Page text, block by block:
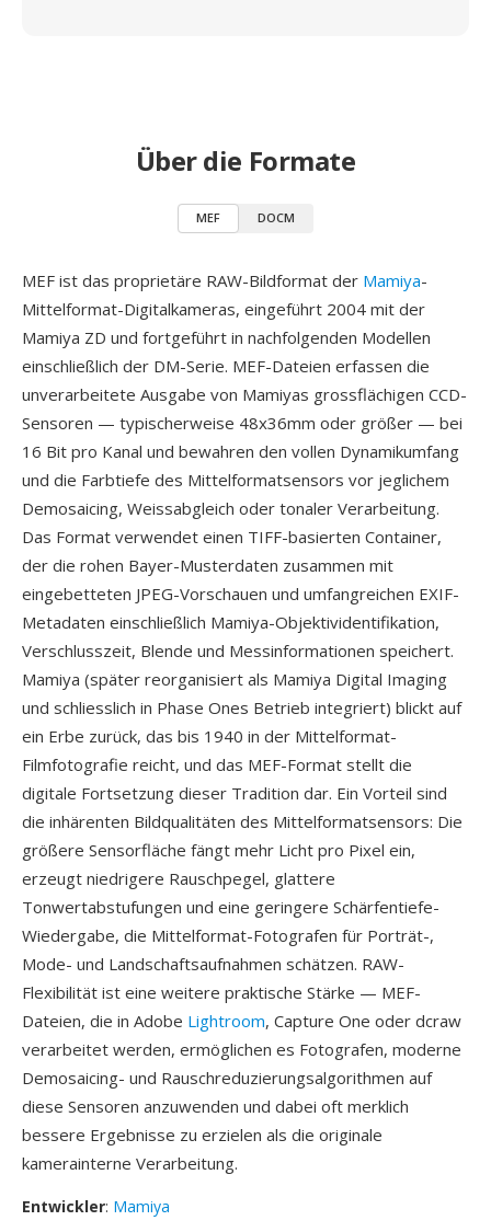
Über die Formate
MEF DOCM
MEF ist das proprietäre RAW-Bildformat der Mamiya-
Mittelformat-Digitalkameras, eingeführt 2004 mit der
Mamiya ZD und fortgeführt in nachfolgenden Modellen
einschließlich der DM-Serie. MEF-Dateien erfassen die
unverarbeitete Ausgabe von Mamiyas grossflächigen CCD-
Sensoren — typischerweise 48x36mm oder größer — bei
16 Bit pro Kanal und bewahren den vollen Dynamikumfang
und die Farbtiefe des Mittelformatsensors vor jeglichem
Demosaicing, Weissabgleich oder tonaler Verarbeitung.
Das Format verwendet einen TIFF-basierten Container,
der die rohen Bayer-Musterdaten zusammen mit
eingebetteten JPEG-Vorschauen und umfangreichen EXIF-
Metadaten einschließlich Mamiya-Objektividentifikation,
Verschlusszeit, Blende und Messinformationen speichert.
Mamiya (später reorganisiert als Mamiya Digital Imaging
und schliesslich in Phase Ones Betrieb integriert) blickt auf
ein Erbe zurück, das bis 1940 in der Mittelformat-
Filmfotografie reicht, und das MEF-Format stellt die
digitale Fortsetzung dieser Tradition dar. Ein Vorteil sind
die inhärenten Bildqualitäten des Mittelformatsensors: Die
größere Sensorfläche fängt mehr Licht pro Pixel ein,
erzeugt niedrigere Rauschpegel, glattere
Tonwertabstufungen und eine geringere Schärfentiefe-
Wiedergabe, die Mittelformat-Fotografen für Porträt-,
Mode- und Landschaftsaufnahmen schätzen. RAW-
Flexibilität ist eine weitere praktische Stärke — MEF-
Dateien, die in Adobe Lightroom, Capture One oder dcraw
verarbeitet werden, ermöglichen es Fotografen, moderne
Demosaicing- und Rauschreduzierungsalgorithmen auf
diese Sensoren anzuwenden und dabei oft merklich
bessere Ergebnisse zu erzielen als die originale
kamerainterne Verarbeitung.
Entwickler: Mamiya